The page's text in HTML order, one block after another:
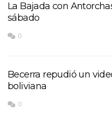
La Bajada con
sábado
0
Becerra repudió un
boliviana
0